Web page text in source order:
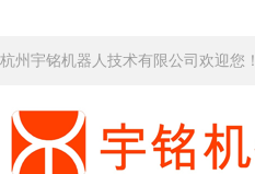
杭州宇铭机器人技术有限公司欢迎您！